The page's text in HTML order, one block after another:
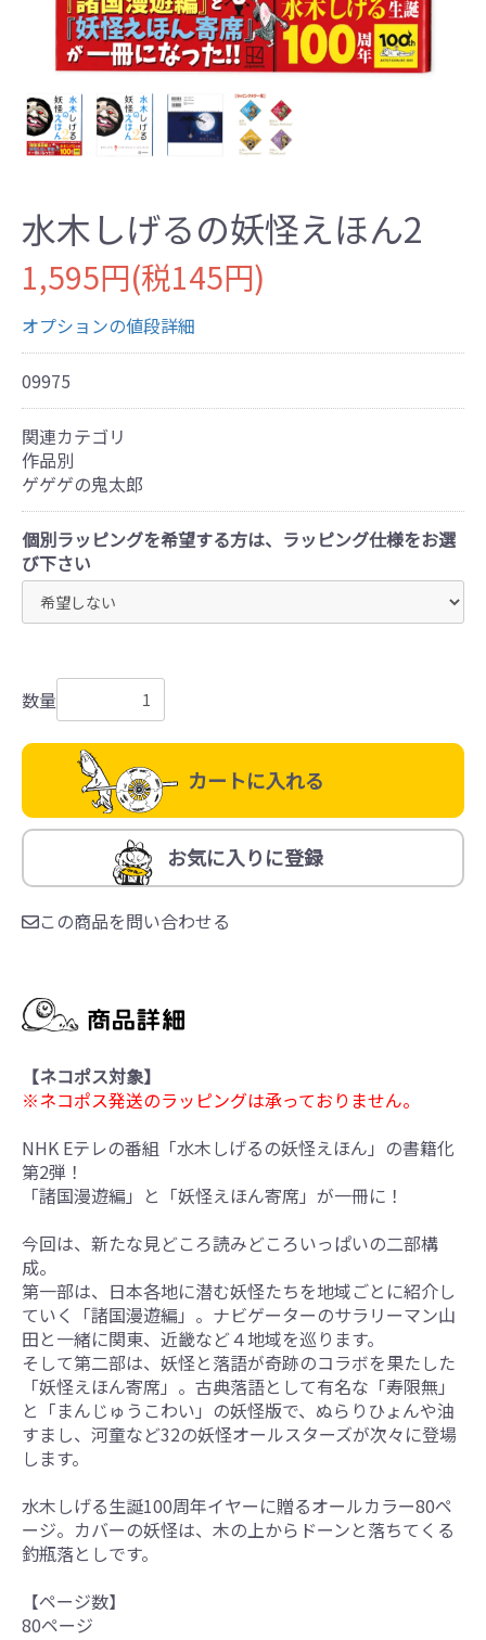
水木しげるの妖怪えほん2
1,595円(税145円)
オプションの値段詳細
09975
関連カテゴリ
作品別
ゲゲゲの鬼太郎
個別ラッピングを希望する方は、ラッピング仕様をお選
び下さい
数量
カートに入れる
お気に入りに登録
この商品を問い合わせる
【ネコポス対象】
※ネコポス発送のラッピングは承っておりません。
NHK Eテレの番組「水木しげるの妖怪えほん」の書籍化
第2弾！
「諸国漫遊編」と「妖怪えほん寄席」が一冊に！
今回は、新たな見どころ読みどころいっぱいの二部構
成。
第一部は、日本各地に潜む妖怪たちを地域ごとに紹介し
ていく「諸国漫遊編」。ナビゲーターのサラリーマン山
田と一緒に関東、近畿など４地域を巡ります。
そして第二部は、妖怪と落語が奇跡のコラボを果たした
「妖怪えほん寄席」。古典落語として有名な「寿限無」
と「まんじゅうこわい」の妖怪版で、ぬらりひょんや油
すまし、河童など32の妖怪オールスターズが次々に登場
します。
水木しげる生誕100周年イヤーに贈るオールカラー80ペ
ージ。カバーの妖怪は、木の上からドーンと落ちてくる
釣瓶落としです。
【ページ数】
80ページ